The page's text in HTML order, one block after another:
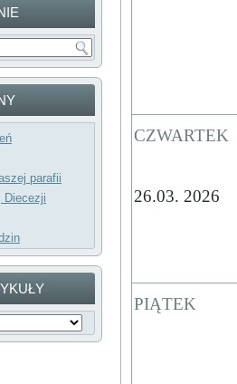
parafii
Diecezji
CZWARTEK
26.03. 2026
PIĄTEK